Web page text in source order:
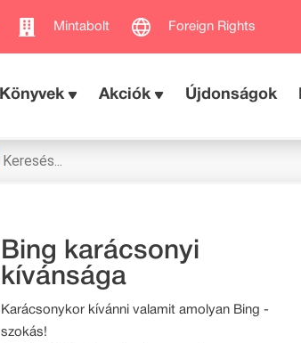
Mintabolt Foreign Rights
Könyvek Akciók Újdonságok
Bing karácsonyi
kívánsága
Karácsonykor kívánni valamit amolyan Bing -
szokás!